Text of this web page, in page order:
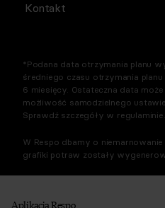
Kontakt
*Podana data otrzymania planu
średniego czasu otrzymania
6 miesięcy. Ostateczna data
możliwość samodzielnego
Sprawdź szczegóły w regulaminie.
W Respo dbamy o
grafiki potraw zostały
Aplikacja Respo